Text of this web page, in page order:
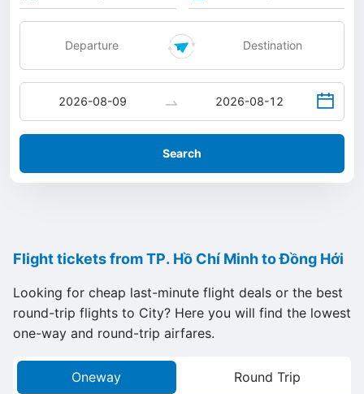
Search
Flight tickets from TP. Hồ Chí Minh to Đồng Hới
Looking for cheap last-minute flight deals or the best
round-trip flights to City? Here you will find the lowest
one-way and round-trip airfares.
Oneway Round Trip